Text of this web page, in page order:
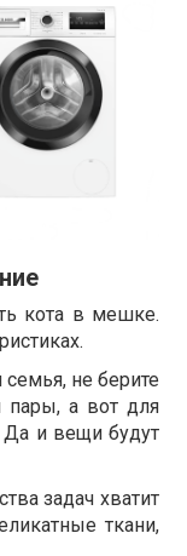
кота в мешке.
не берите
пары, а вот для
Да и вещи будут
задач хватит
ткани,